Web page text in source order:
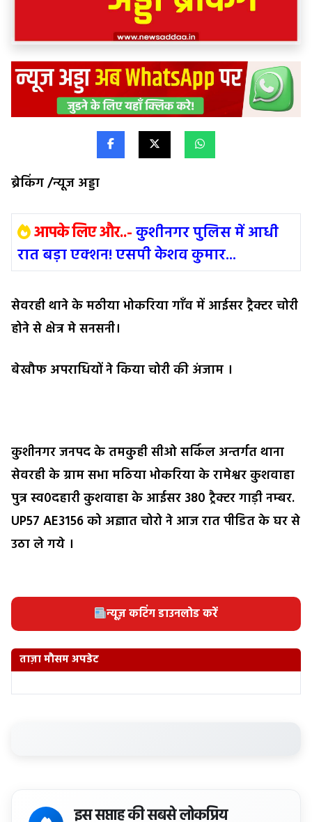
ब्रेकिंग /न्यूज अड्डा
आपके लिए और..-कुशीनगर पुलिस में आधी
रात बड़ा एक्शन! एसपी केशव कुमार...
सेवरही थाने के मठीया भोकरिया गाँव में आईसर ट्रैक्टर चोरी
होने से क्षेत्र मे सनसनी।
बेखौफ अपराधियों ने किया चोरी की अंजाम ।
कुशीनगर जनपद के तमकुही सीओ सर्किल अन्तर्गत थाना
सेवरही के ग्राम सभा मठिया भोकरिया के रामेश्वर कुशवाहा
पुत्र स्व0दहारी कुशवाहा के आईसर 380 ट्रैक्टर गाड़ी नम्बर.
UP57 AE3156 को अज्ञात चोरो ने आज रात पीडित के घर से
उठा ले गये ।
न्यूज़ कटिंग डाउनलोड करें
ताज़ा मौसम अपडेट
इस सप्ताह की सबसे लोकप्रिय